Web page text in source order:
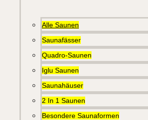
Alle Saunen
Saunafässer
Quadro-Saunen
Iglu Saunen
Saunahäuser
2 In 1 Saunen
Besondere Saunaformen